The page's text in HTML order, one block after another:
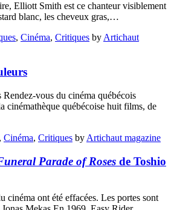
Elliott Smith est ce chanteur visiblement
blanc, les cheveux gras,…
, Cinéma, Critiques by Artichaut
vous du cinéma québécois
cinémathèque québécoise huit films, de
, Cinéma, Critiques by Artichaut magazine
Parade of Roses de Toshio
cinéma ont été effacées. Les portes sont